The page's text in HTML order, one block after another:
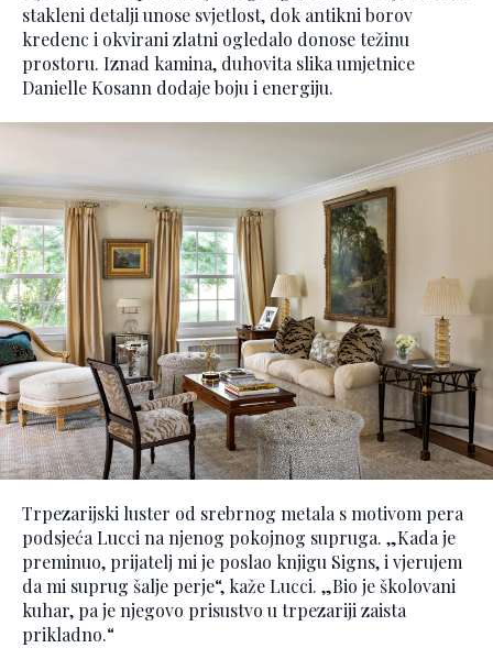
stakleni detalji unose svjetlost, dok antikni borov
kredenc i okvirani zlatni ogledalo donose težinu
prostoru. Iznad kamina, duhovita slika umjetnice
Danielle Kosann dodaje boju i energiju.
Trpezarijski luster od srebrnog metala s motivom pera
podsjeća Lucci na njenog pokojnog supruga. „Kada je
preminuo, prijatelj mi je poslao knjigu Signs, i vjerujem
da mi suprug šalje perje“, kaže Lucci. „Bio je školovani
kuhar, pa je njegovo prisustvo u trpezariji zaista
prikladno.“